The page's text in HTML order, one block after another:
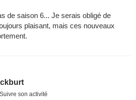
de saison 6... Je serais obligé de
plaisant, mais ces nouveaux
Suivre son activité